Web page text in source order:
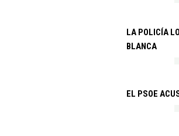
LA POLICÍA
BLANCA
EL PSOE